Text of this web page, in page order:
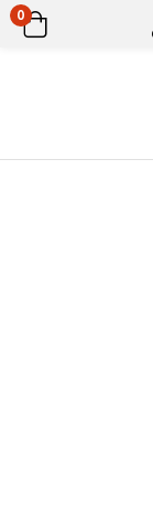
0